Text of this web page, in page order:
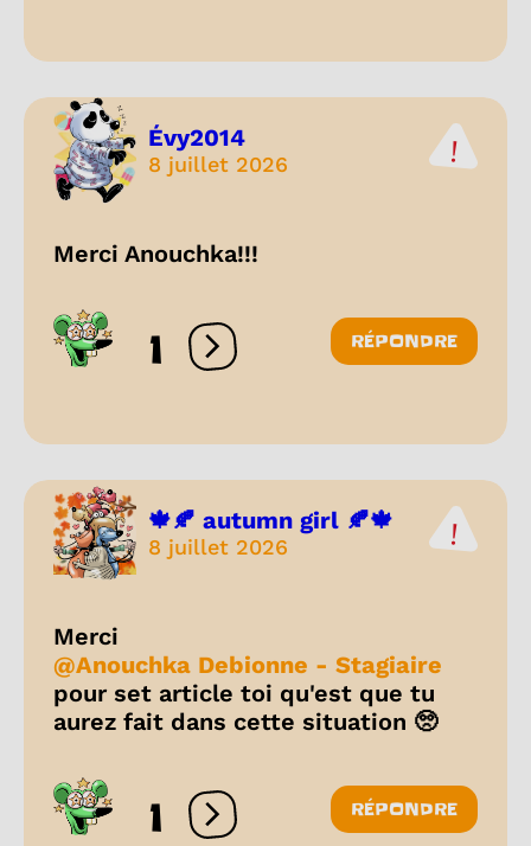
Évy2014
8 juillet 2026
Merci Anouchka!!!
1 Ouvrir les réactions
RÉPONDRE
🍁🍂 autumn girl 🍂🍁
8 juillet 2026
Merci
@Anouchka Debionne - Stagiaire
pour set article toi qu'est que tu
aurez fait dans cette situation 🥺
1 Ouvrir les réactions
RÉPONDRE